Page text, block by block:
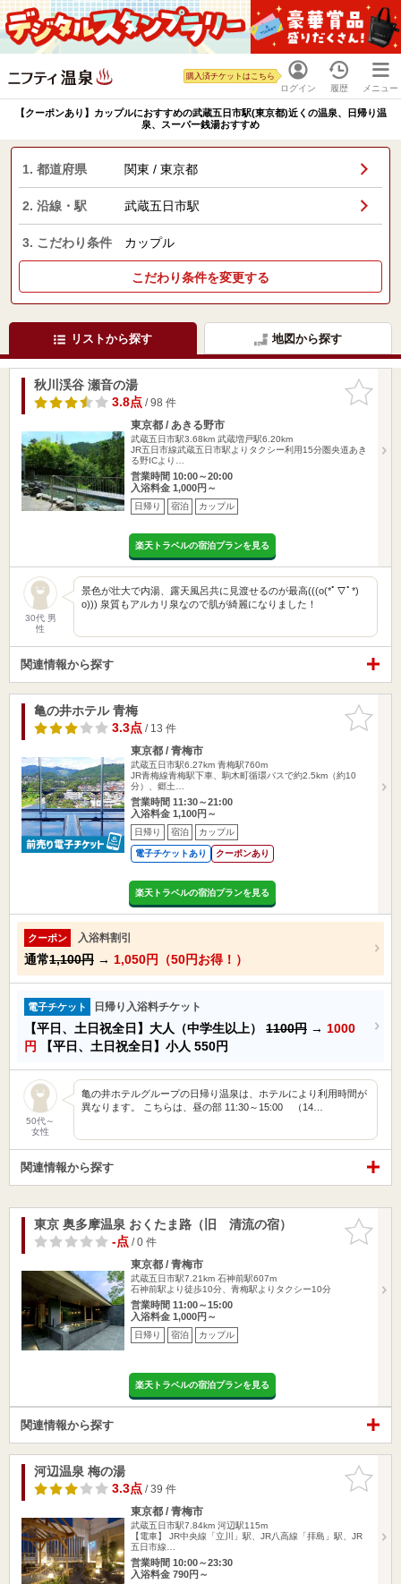
ログイン
購入済チケットはこちら
履歴 メニュー
【クーポンあり】カップルにおすすめの武蔵五日市駅(東京都)近くの温泉、日帰り温
泉、スーパー銭湯おすすめ
1. 都道府県 関東 / 東京都
2. 沿線・駅 武蔵五日市駅
3. こだわり条件 カップル
こだわり条件を変更する
リストから探す 地図から探す
お気に入
りに追加
秋川渓谷 瀬音の湯
3.8点/ 98 件
東京都 / あきる野市
武蔵五日市駅3.68km 武蔵増戸駅6.20km
JR五日市線武蔵五日市駅よりタクシー利用15分圏央道あき
る野ICより…
営業時間 10:00～20:00
入浴料金 1,000円～
日帰り 宿泊 カップル
楽天トラベルの宿泊プランを見る
30代 男
性
景色が壮大で内湯、露天風呂共に見渡せるのが最高(((o(*ﾟ▽ﾟ*)
o))) 泉質もアルカリ泉なので肌が綺麗になりました！
関連情報から探す
お気に入
りに追加
亀の井ホテル 青梅
3.3点/ 13 件
東京都 / 青梅市
武蔵五日市駅6.27km 青梅駅760m
JR青梅線青梅駅下車、駒木町循環バスで約2.5km（約10
分）、郷土…
営業時間 11:30～21:00
入浴料金 1,100円～
日帰り 宿泊 カップル
電子チケットあり クーポンあり
楽天トラベルの宿泊プランを見る
クーポン 入浴料割引
通常1,100円 → 1,050円（50円お得！）
電子チケット 日帰り入浴料チケット
【平日、土日祝全日】大人（中学生以上） 1100円 → 1000
円
【平日、土日祝全日】小人 550円
50代～
女性
亀の井ホテルグループの日帰り温泉は、ホテルにより利用時間が
異なります。 こちらは、昼の部 11:30～15:00 （14…
関連情報から探す
お気に入
りに追加
東京 奥多摩温泉 おくたま路（旧 清流の宿）
-点/ 0 件
東京都 / 青梅市
武蔵五日市駅7.21km 石神前駅607m
石神前駅より徒歩10分、青梅駅よりタクシー10分
営業時間 11:00～15:00
入浴料金 1,000円～
日帰り 宿泊 カップル
楽天トラベルの宿泊プランを見る
関連情報から探す
お気に入
りに追加
河辺温泉 梅の湯
3.3点/ 39 件
東京都 / 青梅市
武蔵五日市駅7.84km 河辺駅115m
【電車】 JR中央線「立川」駅、JR八高線「拝島」駅、JR
五日市線…
営業時間 10:00～23:30
入浴料金 790円～